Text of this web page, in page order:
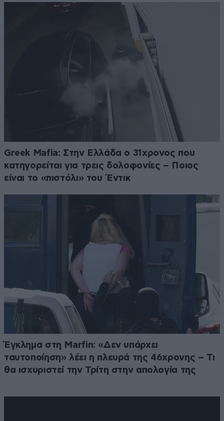
Greek Mafia: Στην Ελλάδα ο 31χρονος που
κατηγορείται για τρεις δολοφονίες – Ποιος
είναι το «πιστόλι» του Έντικ
Έγκλημα στη Marfin: «Δεν υπάρχει
ταυτοποίηση» λέει η πλευρά της 46χρονης – Τι
θα ισχυριστεί την Τρίτη στην απολογία της